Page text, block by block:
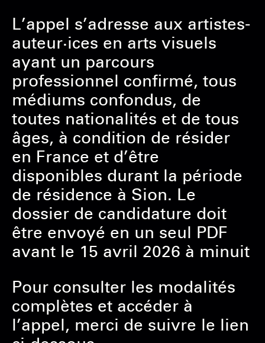
L’appel s’adresse aux artistes-
auteur·ices en arts visuels
ayant un parcours
professionnel confirmé, tous
médiums confondus, de
toutes nationalités et de tous
âges, à condition de résider
en France et d’être
disponibles durant la période
de résidence à Sion. Le
dossier de candidature doit
être envoyé en un seul PDF
avant le 15 avril 2026 à minuit
Pour consulter les modalités
complètes et accéder à
l’appel, merci de suivre le lien